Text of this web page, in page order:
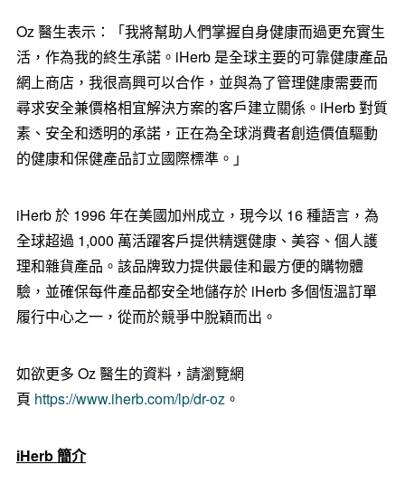
Oz 醫生表示：「我將幫助人們掌握自身健康而過更充實生
活，作為我的終生承諾。iHerb 是全球主要的可靠健康產品
網上商店，我很高興可以合作，並與為了管理健康需要而
尋求安全兼價格相宜解決方案的客戶建立關係。iHerb 對質
素、安全和透明的承諾，正在為全球消費者創造價值驅動
的健康和保健產品訂立國際標準。」
iHerb 於 1996 年在美國加州成立，現今以 16 種語言，為
全球超過 1,000 萬活躍客戶提供精選健康、美容、個人護
理和雜貨產品。該品牌致力提供最佳和最方便的購物體
驗，並確保每件產品都安全地儲存於 iHerb 多個恆溫訂單
履行中心之一，從而於競爭中脫穎而出。
如欲更多 Oz 醫生的資料，請瀏覽網
頁 https://www.iherb.com/lp/dr-oz。
iHerb簡介